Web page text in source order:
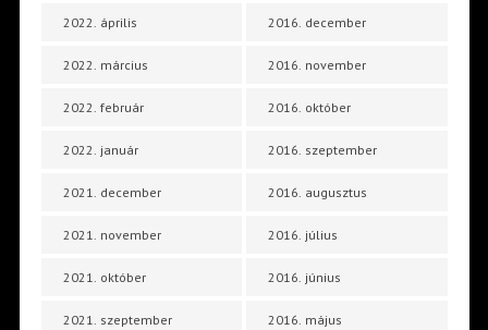
2022. április
2022. március
2022. február
2022. január
2021. december
2021. november
2021. október
2021. szeptember
2016. december
2016. november
2016. október
2016. szeptember
2016. augusztus
2016. július
2016. június
2016. május